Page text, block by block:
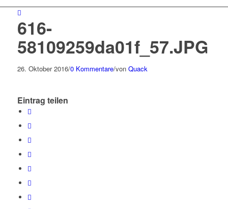
616-
58109259da01f_57.JPG
26. Oktober 2016/0 Kommentare/von Quack
Eintrag teilen